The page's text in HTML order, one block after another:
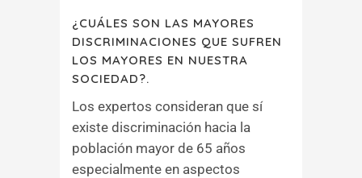
¿CUÁLES SON LAS MAYORES
DISCRIMINACIONES QUE SUFREN
LOS MAYORES EN NUESTRA
SOCIEDAD?.
Los expertos consideran que sí
existe discriminación hacia la
población mayor de 65 años
especialmente en aspectos